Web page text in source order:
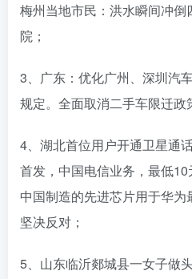
梅州当地市民：洪水瞬间冲
院；
3、广东：优化广州、深圳汽
规定。全面取消二手车限迁政
4、湖北首位用户开通卫星通
首发，中国电信业务，最低
中国制造的先进芯片用于华
坚决反对；
5、山东临沂郯城县一女子做